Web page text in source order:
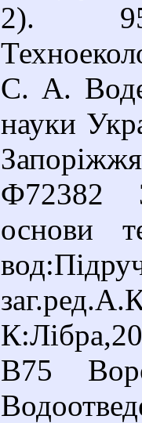
2).
С. А.
науки
Ф72382
основи
В75